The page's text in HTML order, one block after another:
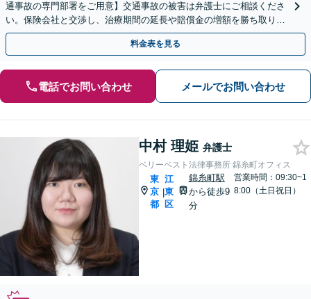
通事故の専門部署をご用意】交通事故の被害は弁護士にご相談くださ
い。保険会社と交渉し、治療期間の延長や賠償金の増額を勝ち取りま
す。後遺障害の等級認定の手続きなどもお任せください。
料金表を見る
電話でお問い合わせ メールでお問い合わせ
中村 理姫 弁護士
ベリーベスト法律事務所 錦糸町オフィス
東
京
都
|
江
東
区
錦糸町駅
から徒歩9
分
営業時間：09:30~1
8:00（土日祝日）